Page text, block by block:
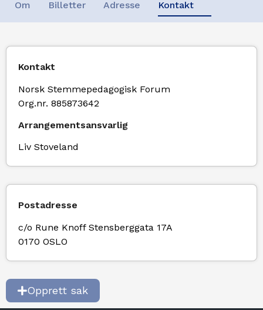
Om Billetter Adresse Kontakt
Kontakt
Norsk Stemmepedagogisk Forum
Org.nr. 885873642
Arrangementsansvarlig
Liv Stoveland
Postadresse
c/o Rune Knoff Stensberggata 17A
0170 OSLO
Opprett sak